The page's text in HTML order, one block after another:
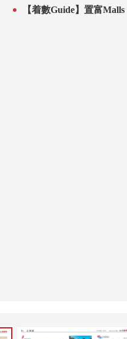
【着數Guide】置富